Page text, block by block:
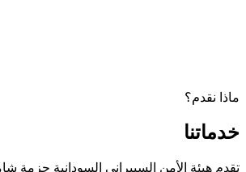
نقدم؟
هيئة الأمن السيبراني السودانية حزمة